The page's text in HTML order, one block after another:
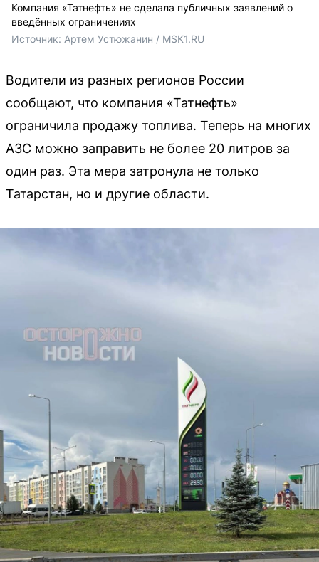
Компания «Татнефть» не сделала публичных заявлений о
введённых ограничениях
Источник: Артем Устюжанин / MSK1.RU
Водители из разных регионов России
сообщают, что компания «Татнефть»
ограничила продажу топлива. Теперь на многих
АЗС можно заправить не более 20 литров за
один раз. Эта мера затронула не только
Татарстан, но и другие области.